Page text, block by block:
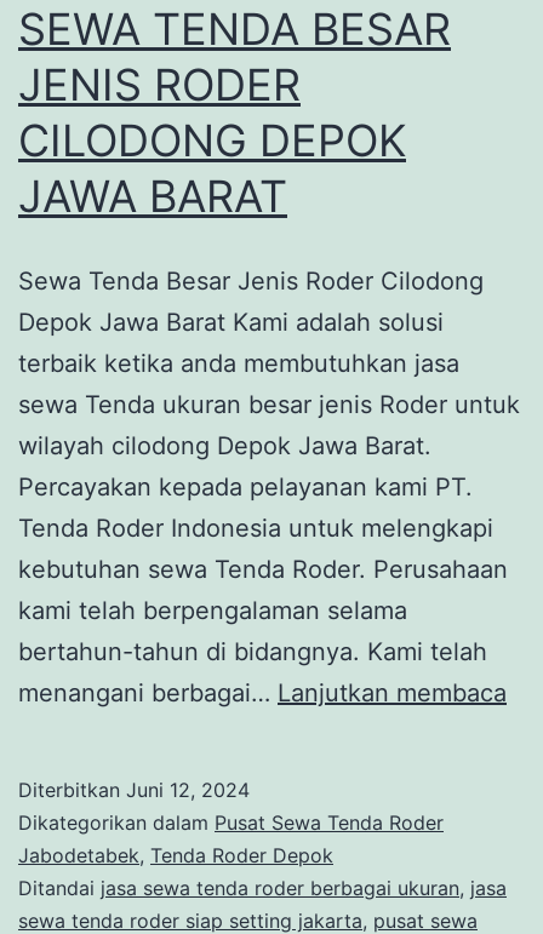
SEWA TENDA BESAR
JENIS RODER
CILODONG DEPOK
JAWA BARAT
Sewa Tenda Besar Jenis Roder Cilodong
Depok Jawa Barat Kami adalah solusi
terbaik ketika anda membutuhkan jasa
sewa Tenda ukuran besar jenis Roder untuk
wilayah cilodong Depok Jawa Barat.
Percayakan kepada pelayanan kami PT.
Tenda Roder Indonesia untuk melengkapi
kebutuhan sewa Tenda Roder. Perusahaan
kami telah berpengalaman selama
bertahun-tahun di bidangnya. Kami telah
menangani berbagai… Lanjutkan membaca
Diterbitkan Juni 12, 2024
Dikategorikan dalam Pusat Sewa Tenda Roder
Jabodetabek, Tenda Roder Depok
Ditandai jasa sewa tenda roder berbagai ukuran, jasa
sewa tenda roder siap setting jakarta, pusat sewa